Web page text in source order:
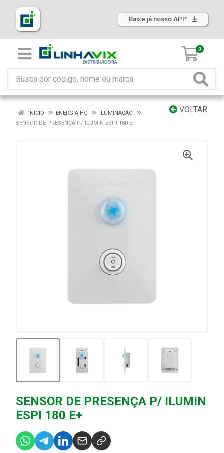
Baixe já nosso APP
0
VOLTAR
INÍCIO ENERGIA HO
ILUMINAÇÃO
SENSOR DE PRESENÇA P/ ILUMIN ESPI 180 E+
SENSOR DE PRESENÇA P/ ILUMIN
ESPI 180 E+